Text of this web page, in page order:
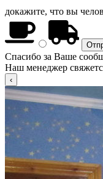
докажите, что вы
Спасибо за Ваше
Наш менеджер